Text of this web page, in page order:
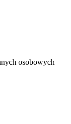
osobowych